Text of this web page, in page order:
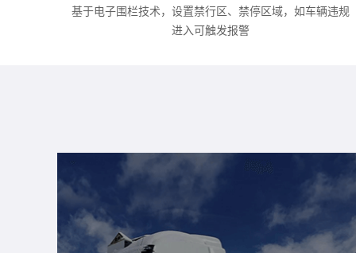
基于电子围栏技术，设置禁行区、禁停区域，如车辆违规
进入可触发报警